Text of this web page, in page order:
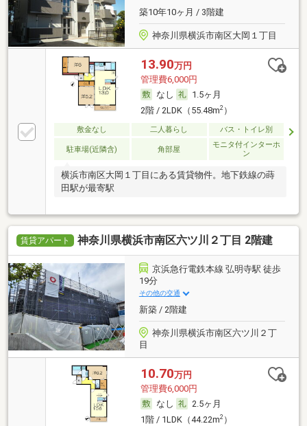
築10年10ヶ月 / 3階建
神奈川県横浜市南区大岡１丁目
13.90万円
管理費6,000円
なし
1.5ヶ月
2階 / 2LDK（55.48m2）
敷金なし 二人暮らし バス・トイレ別
駐車場(近隣含) 角部屋
モニタ付インターホ
ン
横浜市南区大岡１丁目にある賃貸物件。地下鉄線の蒔
田駅が最寄駅
賃貸アパート 神奈川県横浜市南区六ツ川２丁目 2階建
京浜急行電鉄本線 弘明寺駅 徒歩
19分
その他の交通
新築 / 2階建
神奈川県横浜市南区六ツ川２丁
目
10.70万円
管理費6,000円
なし
2.5ヶ月
1階 / 1LDK（44.22m2）